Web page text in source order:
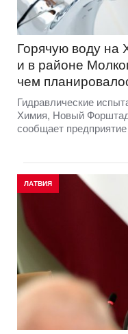
Горячую воду
и в районе
чем
Гидравлические
Химия, Новый
сообщает
ЛАТВИЯ